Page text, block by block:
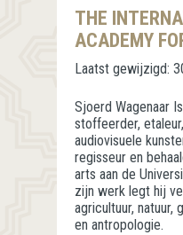
THE
ACADEMY
Laatst gewijzigd:
Sjoerd Wagenaar
stoffeerder,
audiovisuele
regisseur en
arts aan de
zijn werk legt hij
agricultuur, natuur,
en antropologie.